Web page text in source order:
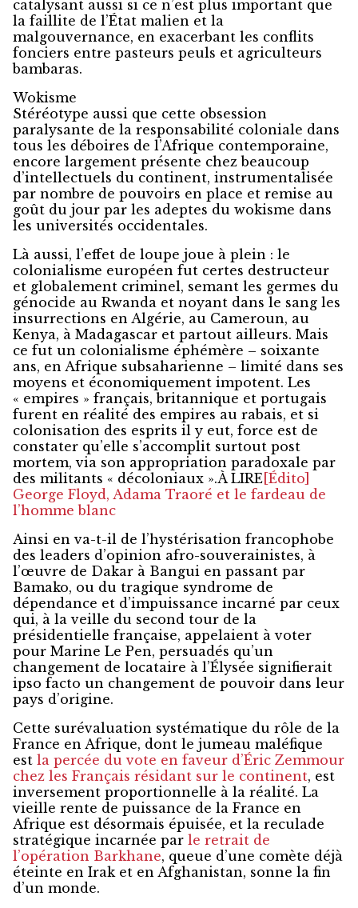
catalysant aussi si ce n’est plus important que
la faillite de l’État malien et la
malgouvernance, en exacerbant les conflits
fonciers entre pasteurs peuls et agriculteurs
bambaras.
Wokisme
Stéréotype aussi que cette obsession
paralysante de la responsabilité coloniale dans
tous les déboires de l’Afrique contemporaine,
encore largement présente chez beaucoup
d’intellectuels du continent, instrumentalisée
par nombre de pouvoirs en place et remise au
goût du jour par les adeptes du wokisme dans
les universités occidentales.
Là aussi, l’effet de loupe joue à plein : le
colonialisme européen fut certes destructeur
et globalement criminel, semant les germes du
génocide au Rwanda et noyant dans le sang les
insurrections en Algérie, au Cameroun, au
Kenya, à Madagascar et partout ailleurs. Mais
ce fut un colonialisme éphémère – soixante
ans, en Afrique subsaharienne – limité dans ses
moyens et économiquement impotent. Les
« empires » français, britannique et portugais
furent en réalité des empires au rabais, et si
colonisation des esprits il y eut, force est de
constater qu’elle s’accomplit surtout post
mortem, via son appropriation paradoxale par
des militants « décoloniaux ».À LIRE [Édito]
George Floyd, Adama Traoré et le fardeau de
l’homme blanc
Ainsi en va-t-il de l’hystérisation francophobe
des leaders d’opinion afro-souverainistes, à
l’œuvre de Dakar à Bangui en passant par
Bamako, ou du tragique syndrome de
dépendance et d’impuissance incarné par ceux
qui, à la veille du second tour de la
présidentielle française, appelaient à voter
pour Marine Le Pen, persuadés qu’un
changement de locataire à l’Élysée signifierait
ipso facto un changement de pouvoir dans leur
pays d’origine.
Cette surévaluation systématique du rôle de la
France en Afrique, dont le jumeau maléfique
est la percée du vote en faveur d’Éric Zemmour
chez les Français résidant sur le continent, est
inversement proportionnelle à la réalité. La
vieille rente de puissance de la France en
Afrique est désormais épuisée, et la reculade
stratégique incarnée par le retrait de
l’opération Barkhane, queue d’une comète déjà
éteinte en Irak et en Afghanistan, sonne la fin
d’un monde.